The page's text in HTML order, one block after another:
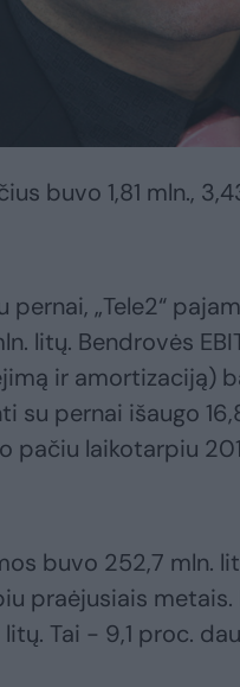
buvo 1,81 mln.,
„Tele2“
litų. Bendrovės
ir amortizaciją)
su pernai išaugo
pačiu laikotarpiu
buvo 252,7 mln.
praėjusiais metais.
litų. Tai - 9,1 proc.